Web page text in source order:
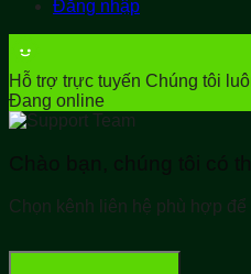
Đăng nhập
Hỗ trợ trực tuyến Chúng tôi
Đang online
Chào bạn, chúng tôi có
Chọn kênh liên hệ phù hợp